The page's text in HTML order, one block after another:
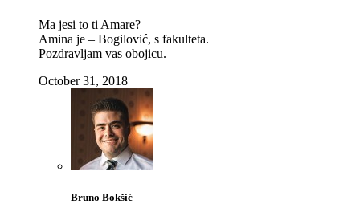
Ma jesi to ti Amare?
Amina je – Bogilović, s fakulteta.
Pozdravljam vas obojicu.
October 31, 2018
Bruno Bokšić